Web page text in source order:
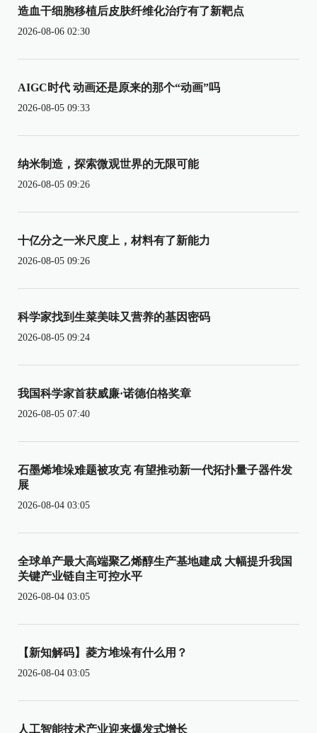
造血干细胞移植后皮肤纤维化治疗有了新靶点
2026-08-06 02:30
AIGC时代 动画还是原来的那个“动画”吗
2026-08-05 09:33
纳米制造，探索微观世界的无限可能
2026-08-05 09:26
十亿分之一米尺度上，材料有了新能力
2026-08-05 09:26
科学家找到生菜美味又营养的基因密码
2026-08-05 09:24
我国科学家首获威廉·诺德伯格奖章
2026-08-05 07:40
石墨烯堆垛难题被攻克 有望推动新一代拓扑量子器件发
展
2026-08-04 03:05
全球单产最大高端聚乙烯醇生产基地建成 大幅提升我国
关键产业链自主可控水平
2026-08-04 03:05
【新知解码】菱方堆垛有什么用？
2026-08-04 03:05
人工智能技术产业迎来爆发式增长